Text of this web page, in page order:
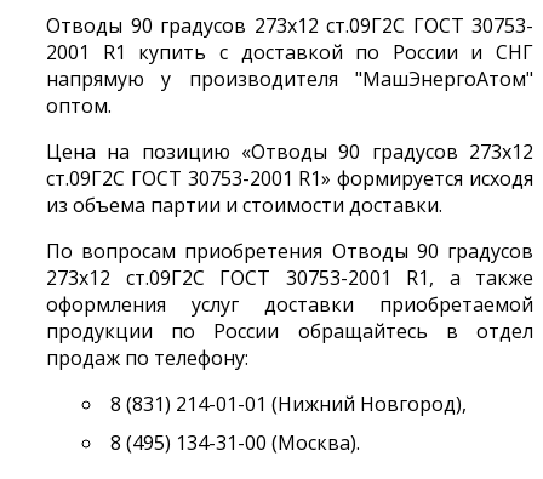
Отводы 90 градусов 273х12 ст.09Г2С ГОСТ 30753-
2001 R1 купить с доставкой по России и СНГ
напрямую у производителя "МашЭнергоАтом"
оптом.
Цена на позицию «Отводы 90 градусов 273х12
ст.09Г2С ГОСТ 30753-2001 R1» формируется исходя
из объема партии и стоимости доставки.
По вопросам приобретения Отводы 90 градусов
273х12 ст.09Г2С ГОСТ 30753-2001 R1, а также
оформления услуг доставки приобретаемой
продукции по России обращайтесь в отдел
продаж по телефону:
8 (831) 214-01-01 (Нижний Новгород),
8 (495) 134-31-00 (Москва).